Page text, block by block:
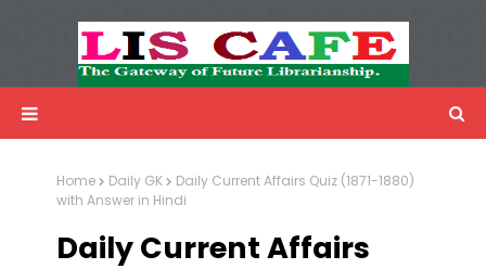
Advertisemnet
Home Daily GK
Daily Current Affairs Quiz (1871-1880)
with Answer in Hindi
Daily Current Affairs